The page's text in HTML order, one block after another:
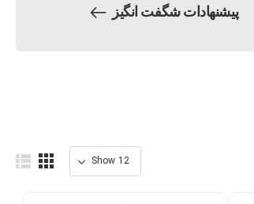
پیشنهادات شگفت انگیز